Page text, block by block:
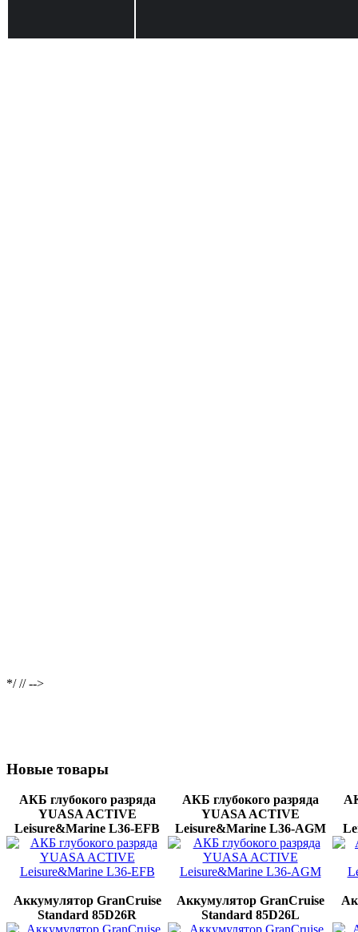
*/ // -->
Новые товары
АКБ глубокого разряда
YUASA ACTIVE
Leisure&Marine L36-EFB
АКБ глубокого разряда
YUASA ACTIVE
Leisure&Marine L36-AGМ
Аккумулятор GranCruise
Standard 85D26R
Аккумулятор GranCruise
Standard 85D26L